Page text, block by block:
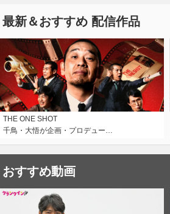
最新＆おすすめ 配信作品
THE ONE SHOT
千鳥・大悟が企画・プロデュー…
おすすめ動画